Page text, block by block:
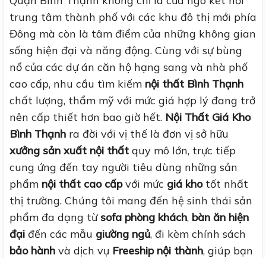
trung tâm thành phố với các khu đô thị mới phía
Đông mà còn là tâm điểm của những không gian
sống hiện đại và năng động. Cùng với sự bùng
nổ của các dự án căn hộ hạng sang và nhà phố
cao cấp, nhu cầu tìm kiếm nội thất Bình Thạnh
chất lượng, thẩm mỹ với mức giá hợp lý đang trở
nên cấp thiết hơn bao giờ hết. Nội Thất Giá Kho
Bình Thạnh ra đời với vị thế là đơn vị sở hữu
xưởng sản xuất nội thất quy mô lớn, trực tiếp
cung ứng đến tay người tiêu dùng những sản
phẩm nội thất cao cấpvới mức giá khotốt nhất
thị trường. Chúng tôi mang đến hệ sinh thái sản
phẩm đa dạng từsofa phòng khách, bàn ăn hiện
đại đến các mẫu giường ngủ, đi kèm chính sách
bảo hành và dịch vụ Freeship nội thành, giúp bạn